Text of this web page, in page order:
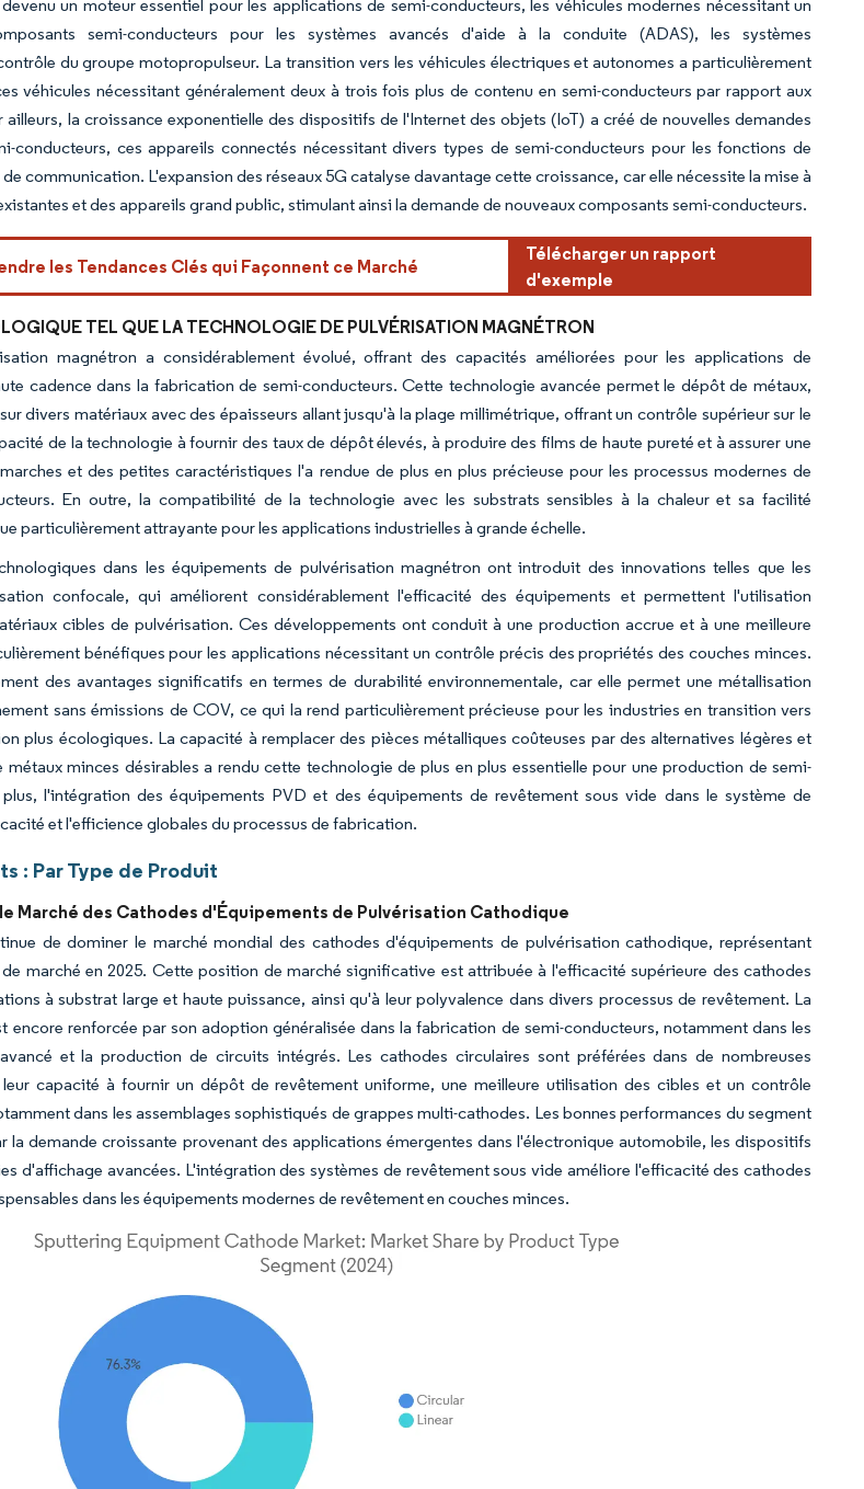
un moteur essentiel pour les applications de semi-conducteurs, les véhicules modernes nécessitant un
semi-conducteurs pour les systèmes avancés d'aide à la conduite (ADAS), les systèmes
du groupe motopropulseur. La transition vers les véhicules électriques et autonomes a particulièrement
véhicules nécessitant généralement deux à trois fois plus de contenu en semi-conducteurs par rapport aux
la croissance exponentielle des dispositifs de l'Internet des objets (IoT) a créé de nouvelles demandes
conducteurs, ces appareils connectés nécessitant divers types de semi-conducteurs pour les fonctions de
communication. L'expansion des réseaux 5G catalyse davantage cette croissance, car elle nécessite la mise à
et des appareils grand public, stimulant ainsi la demande de nouveaux composants semi-conducteurs.
les Tendances Clés qui Façonnent ce Marché
Télécharger un rapport
d'exemple
TEL QUE LA TECHNOLOGIE DE PULVÉRISATION MAGNÉTRON
magnétron a considérablement évolué, offrant des capacités améliorées pour les applications de
cadence dans la fabrication de semi-conducteurs. Cette technologie avancée permet le dépôt de métaux,
divers matériaux avec des épaisseurs allant jusqu'à la plage millimétrique, offrant un contrôle supérieur sur le
de la technologie à fournir des taux de dépôt élevés, à produire des films de haute pureté et à assurer une
et des petites caractéristiques l'a rendue de plus en plus précieuse pour les processus modernes de
En outre, la compatibilité de la technologie avec les substrats sensibles à la chaleur et sa facilité
particulièrement attrayante pour les applications industrielles à grande échelle.
dans les équipements de pulvérisation magnétron ont introduit des innovations telles que les
confocale, qui améliorent considérablement l'efficacité des équipements et permettent l'utilisation
cibles de pulvérisation. Ces développements ont conduit à une production accrue et à une meilleure
bénéfiques pour les applications nécessitant un contrôle précis des propriétés des couches minces.
des avantages significatifs en termes de durabilité environnementale, car elle permet une métallisation
sans émissions de COV, ce qui la rend particulièrement précieuse pour les industries en transition vers
plus écologiques. La capacité à remplacer des pièces métalliques coûteuses par des alternatives légères et
métaux minces désirables a rendu cette technologie de plus en plus essentielle pour une production de semi-
l'intégration des équipements PVD et des équipements de revêtement sous vide dans le système de
et l'efficience globales du processus de fabrication.
: Par Type de Produit
Marché des Cathodes d'Équipements de Pulvérisation Cathodique
de dominer le marché mondial des cathodes d'équipements de pulvérisation cathodique, représentant
marché en 2025. Cette position de marché significative est attribuée à l'efficacité supérieure des cathodes
à substrat large et haute puissance, ainsi qu'à leur polyvalence dans divers processus de revêtement. La
encore renforcée par son adoption généralisée dans la fabrication de semi-conducteurs, notamment dans les
et la production de circuits intégrés. Les cathodes circulaires sont préférées dans de nombreuses
capacité à fournir un dépôt de revêtement uniforme, une meilleure utilisation des cibles et un contrôle
dans les assemblages sophistiqués de grappes multi-cathodes. Les bonnes performances du segment
la demande croissante provenant des applications émergentes dans l'électronique automobile, les dispositifs
d'affichage avancées. L'intégration des systèmes de revêtement sous vide améliore l'efficacité des cathodes
dans les équipements modernes de revêtement en couches minces.